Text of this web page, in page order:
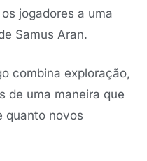
jogadores a uma
Samus Aran.
combina exploração,
de uma maneira que
quanto novos